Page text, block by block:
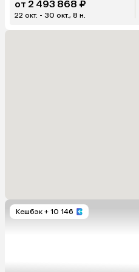
от 2 493 868 ₽
22 окт. - 30 окт., 8 н.
Кешбэк + 10 146